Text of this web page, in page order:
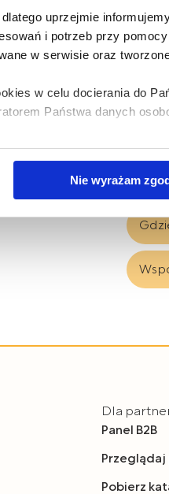
uprzejmie
i potrzeb przy
w serwisie oraz
w celu docierania do
Państwa danych
dostępu do tych
Państwa danych
Państwo zgody na
„Nie wyrażam zgody”.
Nie wyrażamKOD
Dla
Panel B2B
Pobierz